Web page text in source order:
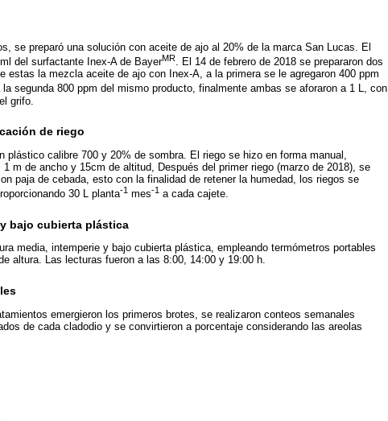
se preparó una solución con aceite de ajo al 20% de la marca San Lucas. El
del surfactante Inex-A de BayerMR. El 14 de febrero de 2018 se prepararon dos
estas la mezcla aceite de ajo con Inex-A, a la primera se le agregaron 400 ppm
la segunda 800 ppm del mismo producto, finalmente ambas se aforaron a 1 L, con
grifo.
de riego
plástico calibre 700 y 20% de sombra. El riego se hizo en forma manual,
m de ancho y 15cm de altitud, Después del primer riego (marzo de 2018), se
paja de cebada, esto con la finalidad de retener la humedad, los riegos se
30 L planta-1 mes-1 a cada cajete.
bajo cubierta plástica
media, intemperie y bajo cubierta plástica, empleando termómetros portables
altura. Las lecturas fueron a las 8:00, 14:00 y 19:00 h.
emergieron los primeros brotes, se realizaron conteos semanales
de cada cladodio y se convirtieron a porcentaje considerando las areolas